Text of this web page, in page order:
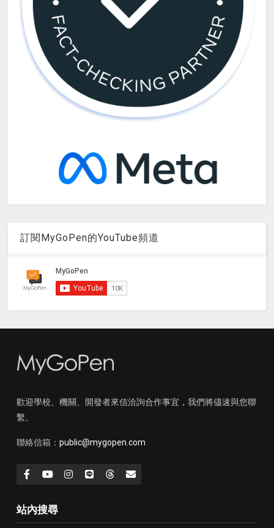
訂閱MyGoPen的YouTube頻道
歡迎學校、機關、開發者來信洽詢合作事宜，我們將儘速與您聯
繫。
聯絡信箱： public@mygopen.com
站內搜尋